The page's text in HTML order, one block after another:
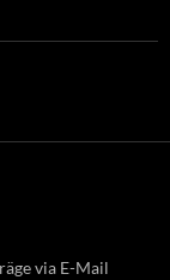
via E-Mail